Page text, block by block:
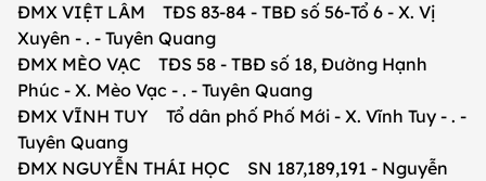
ĐMX VIỆT LÂM TĐS 83-84 - TBĐ số 56-Tổ 6 - X. Vị
Xuyên - . - Tuyên Quang
ĐMX MÈO VẠC TĐS 58 - TBĐ số 18, Đường Hạnh
Phúc - X. Mèo Vạc - . - Tuyên Quang
ĐMX VĨNH TUY Tổ dân phố Phố Mới - X. Vĩnh Tuy - . -
Tuyên Quang
ĐMX NGUYỄN THÁI HỌC SN 187,189,191 - Nguyễn